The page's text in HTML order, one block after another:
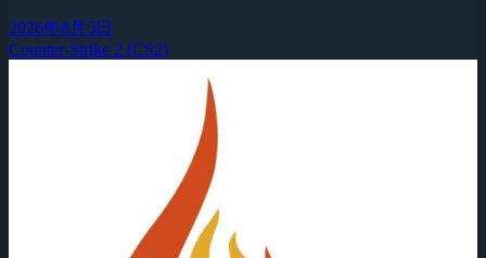
2026年8月5日
Counter-Strike 2 (CS2)